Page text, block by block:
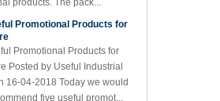
Promotional Products for
Promotional Products for
Posted by Useful Industrial
16-04-2018 Today we would
five useful promot...